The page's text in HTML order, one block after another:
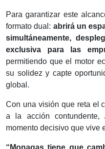
Para garantizar este
formato dual: abrirá un
simultáneamente,
exclusiva para las
permitiendo que el motor
su solidez y capte
global.
Con una visión que reta el
a la acción contundente,
momento decisivo que vive